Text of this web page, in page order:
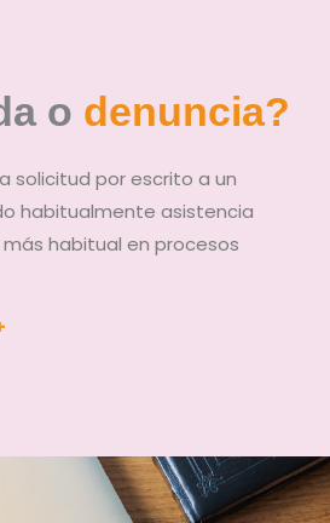
o denuncia?
solicitud por escrito a un
habitualmente asistencia
habitual en procesos